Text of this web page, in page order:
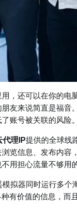
，还可以在你的电
友来说简直是福音
账号被关联的风险。
代理IP提供的全球线
览信息、发布内容
用担心流量不够用
拟器同时运行多个
有价值的信息，而